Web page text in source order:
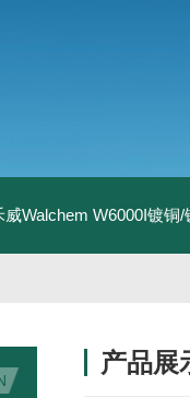
威Walchem W6000I镀铜
产品展